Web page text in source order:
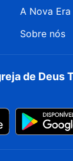
A Nova Era
Sobre nós
de Deus